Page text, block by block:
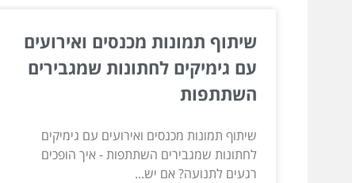
שיתוף תמונות מכנסים ואירועים
עם גימיקים לחתונות שמגבירים
השתתפות
שיתוף תמונות מכנסים ואירועים עם גימיקים
לחתונות שמגבירים השתתפות - איך הופכים
רגעים לתנועה? אם יש...